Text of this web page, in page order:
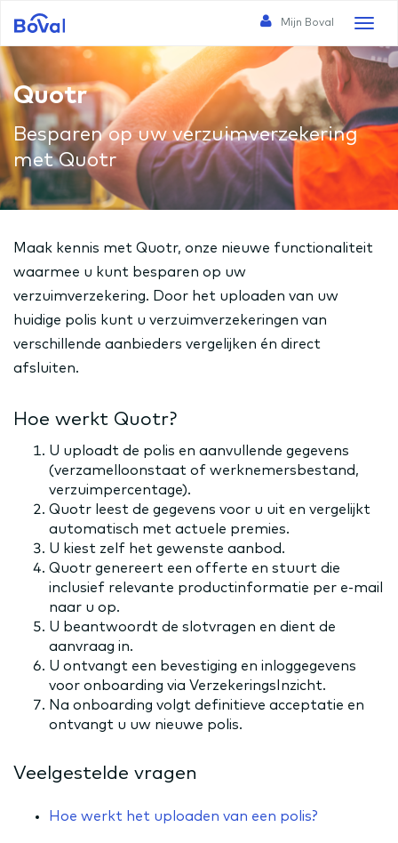
Toggle
Mijn Boval
Quotr
Besparen op uw verzuimverzekering
met Quotr
Maak kennis met Quotr, onze nieuwe functionaliteit
waarmee u kunt besparen op uw
verzuimverzekering. Door het uploaden van uw
huidige polis kunt u verzuimverzekeringen van
verschillende aanbieders vergelijken én direct
afsluiten.
Hoe werkt Quotr?
U uploadt de polis en aanvullende gegevens
(verzamelloonstaat of werknemersbestand,
verzuimpercentage).
Quotr leest de gegevens voor u uit en vergelijkt
automatisch met actuele premies.
U kiest zelf het gewenste aanbod.
Quotr genereert een offerte en stuurt die
inclusief relevante productinformatie per e-mail
naar u op.
U beantwoordt de slotvragen en dient de
aanvraag in.
U ontvangt een bevestiging en inloggegevens
voor onboarding via VerzekeringsInzicht.
Na onboarding volgt definitieve acceptatie en
ontvangt u uw nieuwe polis.
Veelgestelde vragen
Hoe werkt het uploaden van een polis?